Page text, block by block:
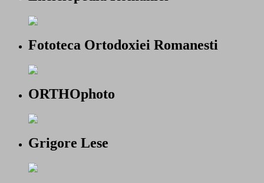
Fototeca Ortodoxiei Romanesti
ORTHOphoto
Grigore Lese